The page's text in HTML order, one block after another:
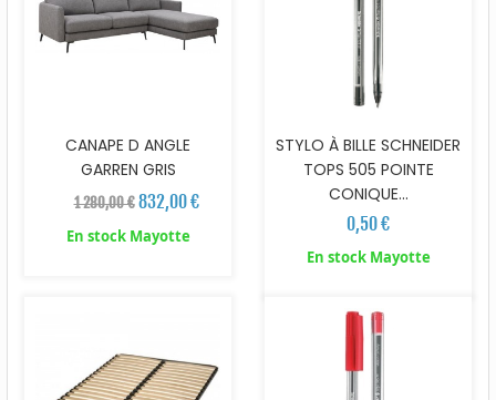
CANAPE D ANGLE
GARREN GRIS
1 280,00 € 832,00 €
En stock Mayotte
STYLO À BILLE SCHNEIDER
TOPS 505 POINTE
CONIQUE...
0,50 €
En stock Mayotte